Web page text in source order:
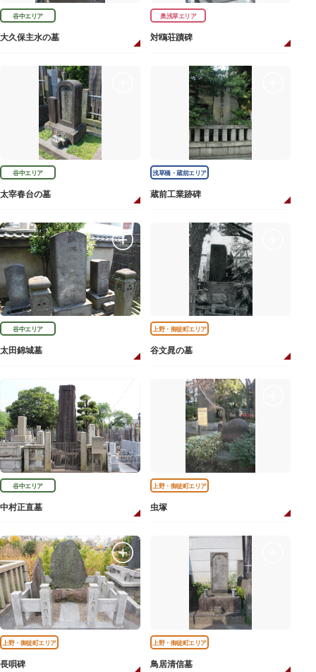
谷中エリア
大久保主水の墓
奥浅草エリア
対鴎荘蹟碑
谷中エリア
太宰春台の墓
浅草橋・蔵前エリア
蔵前工業跡碑
谷中エリア
太田錦城墓
上野・御徒町エリア
谷文晁の墓
谷中エリア
中村正直墓
上野・御徒町エリア
虫塚
上野・御徒町エリア
長唄碑
上野・御徒町エリア
鳥居清信墓